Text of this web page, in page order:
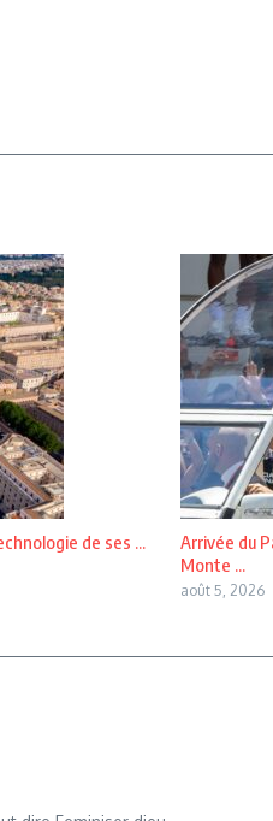
de ses ...
Arrivée du
Monte ...
août 5, 2026